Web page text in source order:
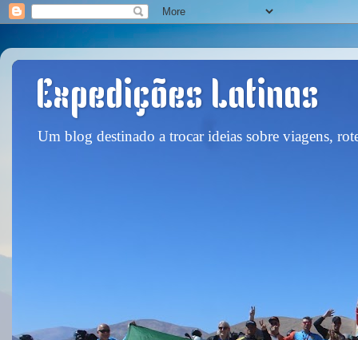
Expedições Latinas
Um blog destinado a trocar ideias sobre viagens,